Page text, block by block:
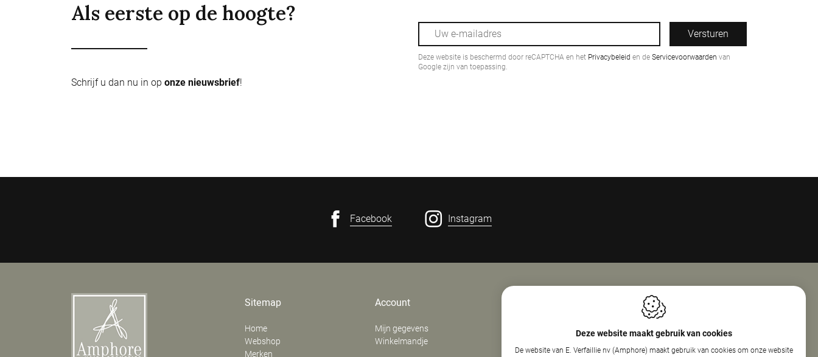
Als eerste op de hoogte?
Schrijf u dan nu in op onze nieuwsbrief!
Versturen
Deze website is beschermd door reCAPTCHA en het Privacybeleid en de Servicevoorwaarden van
Google zijn van toepassing.
Facebook Instagram
Sitemap
Home
Webshop
Merken
Account
Mijn gegevens
Winkelmandje
E. Verfaillie Nv (Amphore)
8800 Roeselare
Openingsuren
Maandag
08:00 - 18:00
Dinsdag
13:30 - 17:30
Deze website maakt gebruik van cookies
De website van E. Verfaillie nv (Amphore) maakt gebruik van cookies om onze website